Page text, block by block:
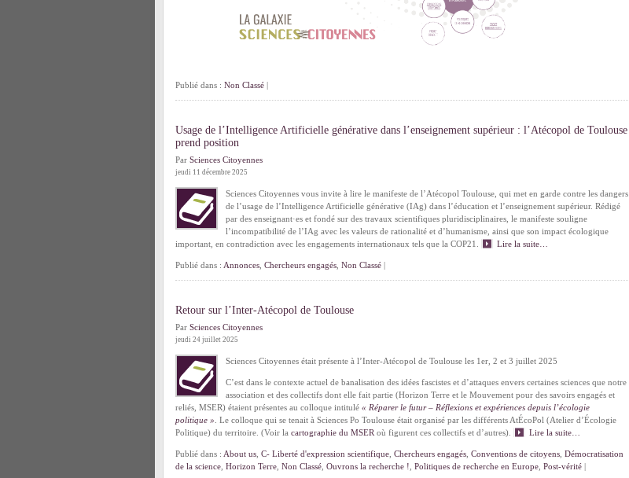
Publié dans : Non Classé |
Usage de l’Intelligence Artificielle générative dans l’enseignement supérieur : l’Atécopol de Toulouse
prend position
Par Sciences Citoyennes
jeudi 11 décembre 2025
Sciences Citoyennes vous invite à lire le manifeste de l’Atécopol Toulouse, qui met en garde contre les dangers
de l’usage de l’Intelligence Artificielle générative (IAg) dans l’éducation et l’enseignement supérieur. Rédigé
par des enseignant·es et fondé sur des travaux scientifiques pluridisciplinaires, le manifeste souligne
l’incompatibilité de l’IAg avec les valeurs de rationalité et d’humanisme, ainsi que son impact écologique
important, en contradiction avec les engagements internationaux tels que la COP21.
Lire la suite…
Publié dans : Annonces Chercheurs engagés Non Classé |
Retour sur l’Inter-Atécopol de Toulouse
Par Sciences Citoyennes
jeudi 24 juillet 2025
Sciences Citoyennes était présente à l’Inter-Atécopol de Toulouse les 1er, 2 et 3 juillet 2025
C’est dans le contexte actuel de banalisation des idées fascistes et d’attaques envers certaines sciences que notre
association et des collectifs dont elle fait partie (Horizon Terre et le Mouvement pour des savoirs engagés et
reliés, MSER) étaient présentes au colloque intitulé « Réparer le futur – Réflexions et expériences depuis l’écologie
politique » . Le colloque qui se tenait à Sciences Po Toulouse était organisé par les différents AtÉcoPol (Atelier d’Écologie
Politique) du territoire. (Voir la cartographie du MSER où figurent ces collectifs et d’autres). Lire la suite…
Publié dans : About us C- Liberté d'expression scientifique Chercheurs engagés Conventions de citoyens Démocratisation
de la science Horizon Terre Non Classé Ouvrons la recherche ! Politiques de recherche en Europe Post-vérité |